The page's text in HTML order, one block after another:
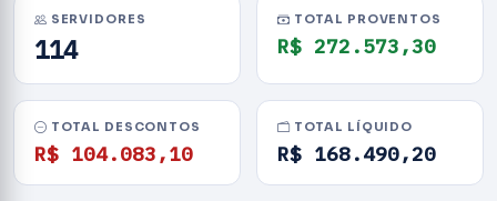
SERVIDORES
114
TOTAL PROVENTOS
R$ 272.573,30
TOTAL DESCONTOS
R$ 104.083,10
TOTAL LÍQUIDO
R$ 168.490,20